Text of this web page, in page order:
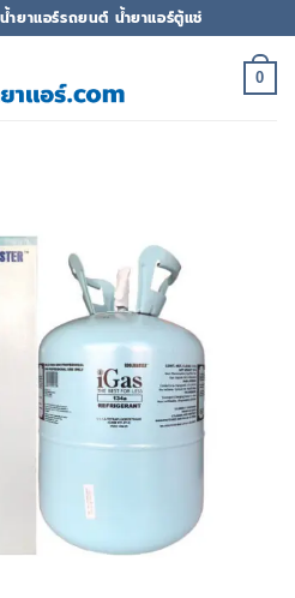
ำยาแอร์รถยนต์ น้ำยาแอร์ตู้แช่
0